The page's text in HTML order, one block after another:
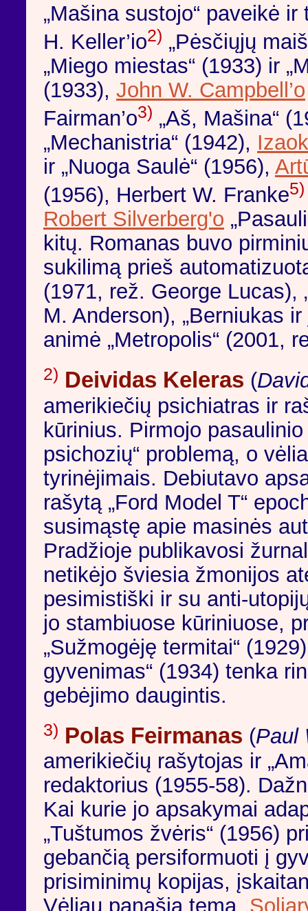
„Mašina sustojo“ paveikė
H. Keller’io2) „Pėsčiųjų
„Miego miestas“ (1933) ir
(1933), John W. Campbell’o
Fairman’o3) „Aš, Mašina“
„Mechanistria“ (1942),
ir „Nuoga Saulė“ (1956),
(1956), Herbert W. Franke5)
Robert Silverberg'o
kitų. Romanas buvo
sukilimą prieš
(1971, rež. George Lucas),
M. Anderson), „Berniukas
animė „Metropolis“ (2001,
2) Deividas Keleras (
amerikiečių psichiatras ir
kūrinius. Pirmojo
psichozių“ problemą, o
tyrinėjimais. Debiutavo
rašytą „Ford Model T“
susimąstę apie masinės
Pradžioje publikavosi
netikėjo šviesia žmonijos
pesimistiški ir su anti-
jo stambiuose kūriniuose,
„Sužmogėję termitai“
gyvenimas“ (1934) tenka
gebėjimo daugintis.
3) Polas Feirmanas (Paul
amerikiečių rašytojas ir
redaktorius (1955-58).
Kai kurie jo apsakymai
„Tuštumos žvėris“ (1956)
gebančią persiformuoti į
prisiminimų kopijas,
Vėliau panašią temą „